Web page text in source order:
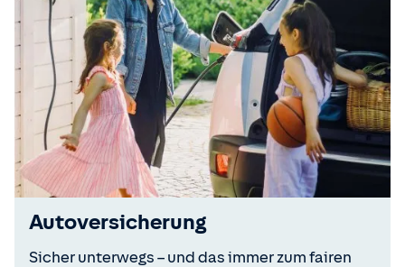
Autoversicherung
Sicher unterwegs – und das immer zum fairen